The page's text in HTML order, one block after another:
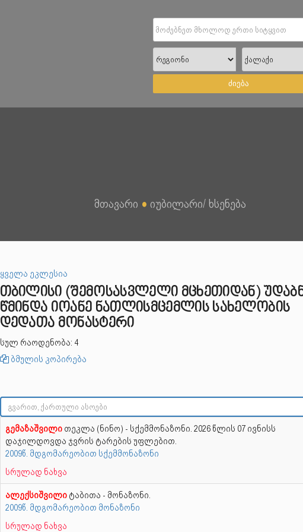
ძიება
მთავარი ● იუბილარი/ ხსენება
ყველა ეკლესია
თბილისი (შემოსასვლელი მცხეთიდან)
წმინდა იოანე ნათლისმცემლის სახელობის
დედათა მონასტერი
სულ რაოდენობა: 4
ბმულის კოპირება
გემაზაშვილითეკლა (ნინო) - სქემმონაზონი. 2026 წლის 07 ივნისს
დაჯილდოვდა ჯვრის ტარების უფლებით.
2009წ. მდგომარეობით სქემმონაზონი
სრულად ნახვა
ალექსიშვილიტაბითა - მონაზონი.
2009წ. მდგომარეობით მონაზონი
სრულად ნახვა